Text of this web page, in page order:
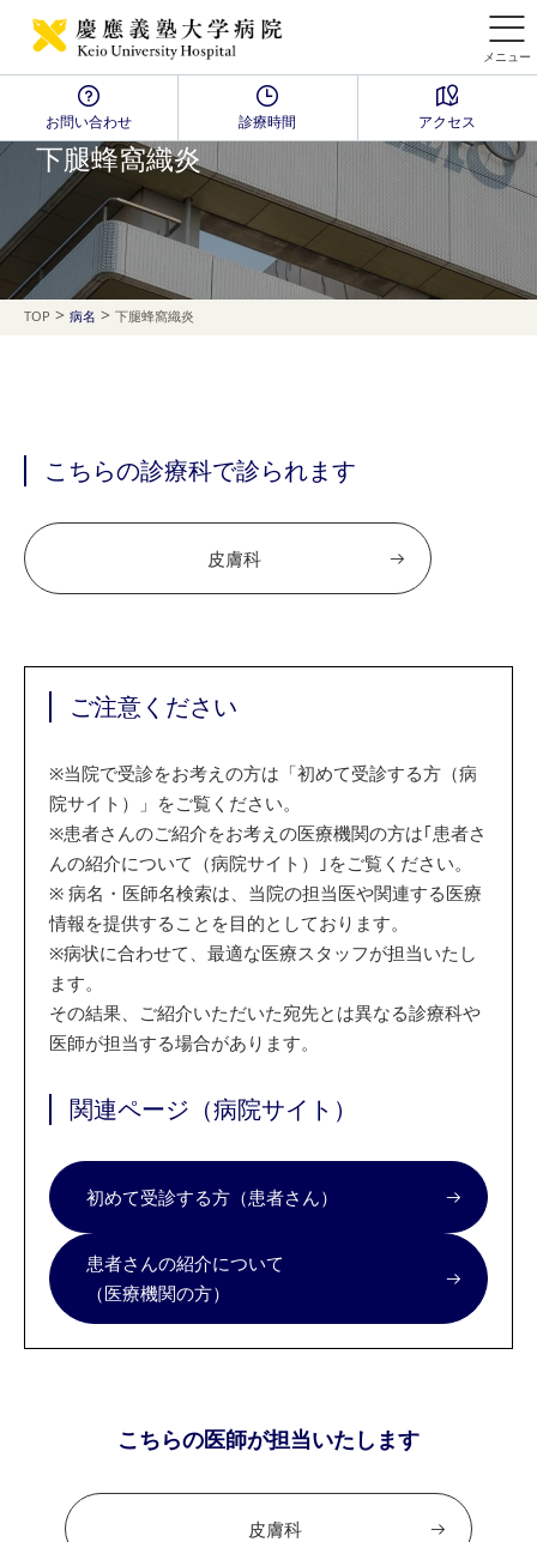
メニュー
お問い合わせ 診療時間 アクセス
Disease Name Search
下腿蜂窩織炎
TOP > 病名 > 下腿蜂窩織炎
こちらの診療科で診られます
皮膚科
ご注意ください
※当院で受診をお考えの方は「初めて受診する方（病
院サイト）」をご覧ください。
※患者さんのご紹介をお考えの医療機関の方は｢患者さ
んの紹介について（病院サイト）｣をご覧ください。
※ 病名・医師名検索は、当院の担当医や関連する医療
情報を提供することを目的としております。
※病状に合わせて、最適な医療スタッフが担当いたし
ます。
その結果、ご紹介いただいた宛先とは異なる診療科や
医師が担当する場合があります。
関連ページ（病院サイト）
初めて受診する方（患者さん）
患者さんの紹介について
（医療機関の方）
こちらの医師が担当いたします
皮膚科